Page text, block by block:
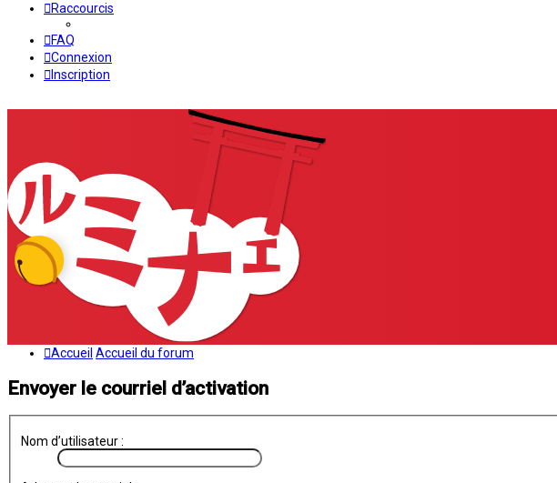
Raccourcis
FAQ
Connexion
Inscription
Accueil Accueil du forum
Envoyer le courriel d’activation
Nom d’utilisateur :